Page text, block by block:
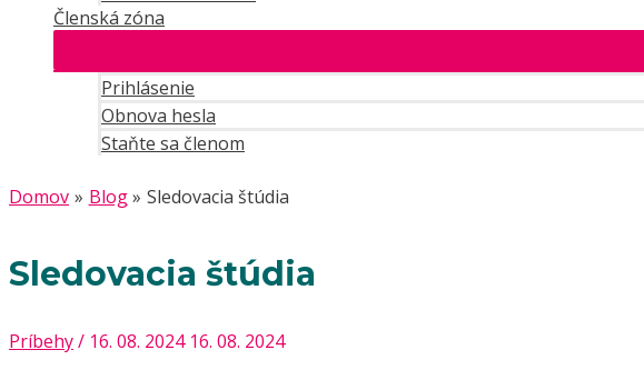
Členská zóna
Prihlásenie
Obnova hesla
Staňte sa členom
Domov Blog Sledovacia štúdia
Sledovacia štúdia
Príbehy/ 16. 08. 202416. 08. 2024